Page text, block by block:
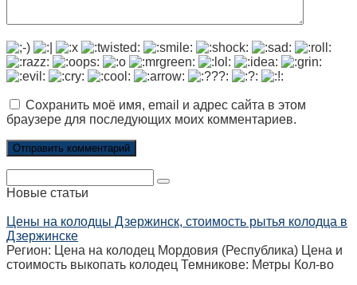
Сохранить моё имя, email и адрес сайта в этом
браузере для последующих моих комментариев.
Новые статьи
Цены на колодцы Дзержинск, стоимость рытья колодца в
Дзержинске
Регион: Цена на колодец Мордовия (Республика) Цена и
стоимость выкопать колодец Темникове: Метры Кол-во